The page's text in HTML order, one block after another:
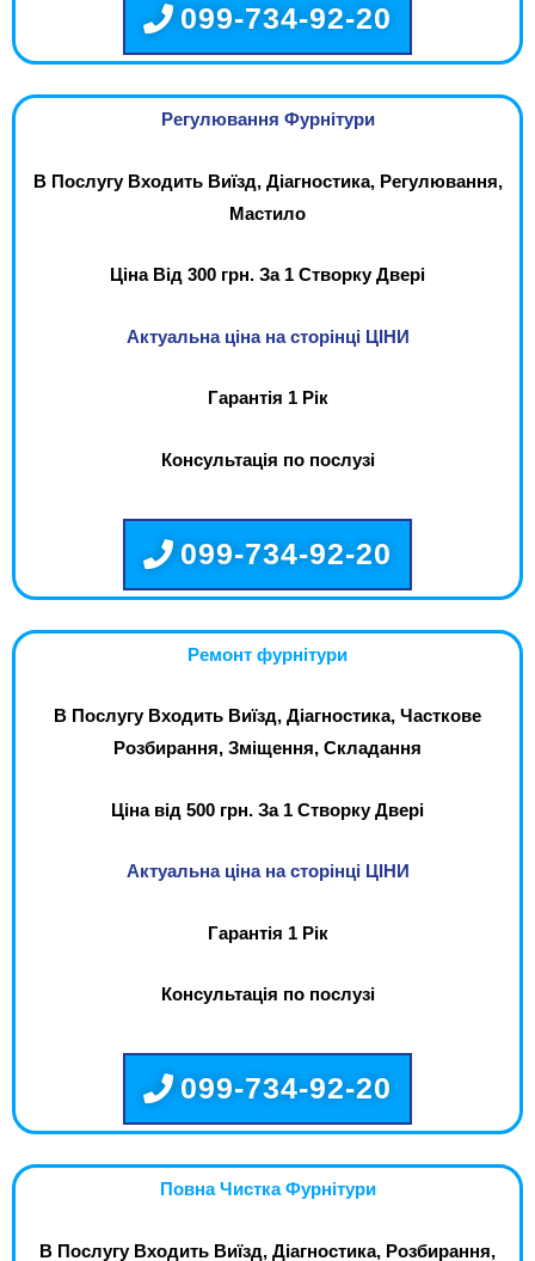
099-734-92-20
Регулювання Фурнітури
В Послугу Входить Виїзд, Діагностика, Регулювання,
Мастило
Ціна Від 300 грн. За 1 Створку Двері
Актуальна ціна на сторінці ЦІНИ
Гарантія 1 Рік
Консультація по послузі
099-734-92-20
Ремонт фурнітури
В Послугу Входить Виїзд, Діагностика, Часткове
Розбирання, Зміщення, Складання
Ціна від 500 грн. За 1 Створку Двері
Актуальна ціна на сторінці ЦІНИ
Гарантія 1 Рік
Консультація по послузі
099-734-92-20
Повна Чистка Фурнітури
В Послугу Входить Виїзд, Діагностика, Розбирання,